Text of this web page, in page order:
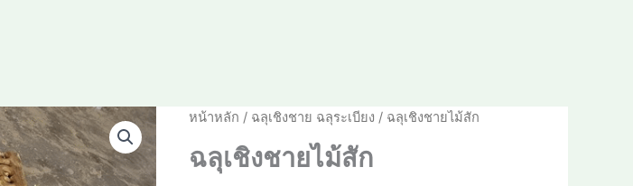
หน้าหลัก / ฉลุเชิงชาย ฉลุระเบียง / ฉลุเชิงชายไม้สัก
ฉลุเชิงชายไม้สัก